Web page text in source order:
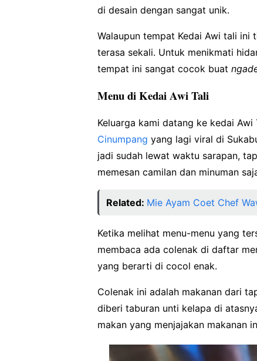
di desain dengan sangat unik.
Walaupun tempat Kedai Awi tali ini
terasa sekali. Untuk menikmati
tempat ini sangat cocok buat
Menu di Kedai Awi Tali
Keluarga kami datang ke kedai
Cinumpang yang lagi viral di
jadi sudah lewat waktu sarapan,
memesan camilan dan minuman
Related: Mie Ayam Coet Chef
Ketika melihat menu-menu yang
membaca ada colenak di daftar
yang berarti di cocol enak.
Colenak ini adalah makanan dari
diberi taburan unti kelapa di
makan yang menjajakan makanan